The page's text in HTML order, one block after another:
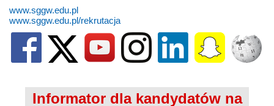
www.sggw.edu.pl
www.sggw.edu.pl/rekrutacja
Informator dla kandydatów na